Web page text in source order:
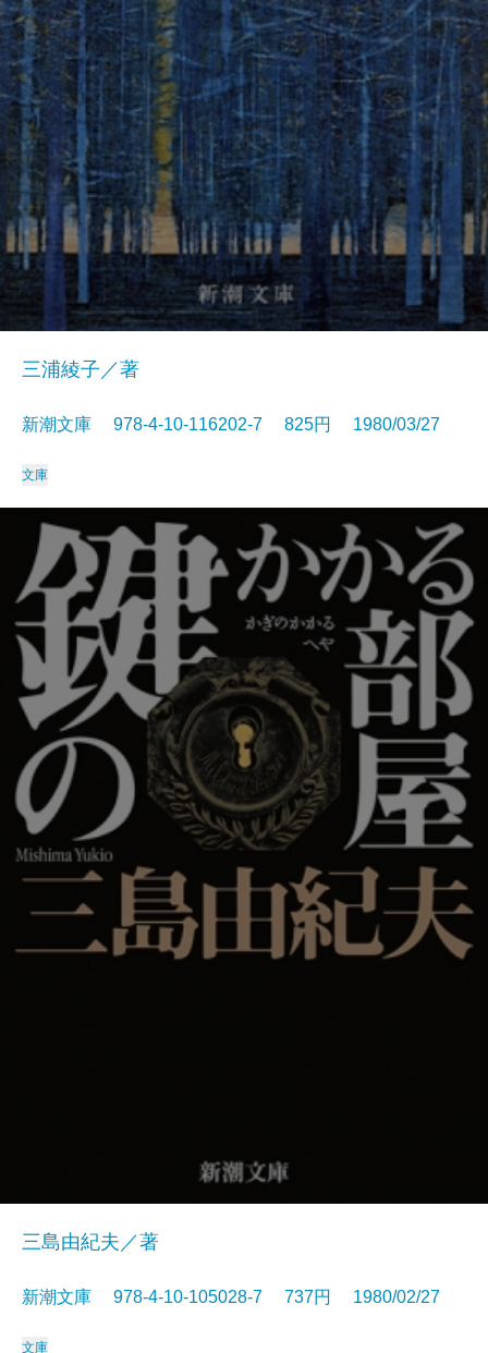
三浦綾子／著
新潮文庫 978-4-10-116202-7 825円 1980/03/27
文庫
三島由紀夫／著
新潮文庫 978-4-10-105028-7 737円 1980/02/27
文庫